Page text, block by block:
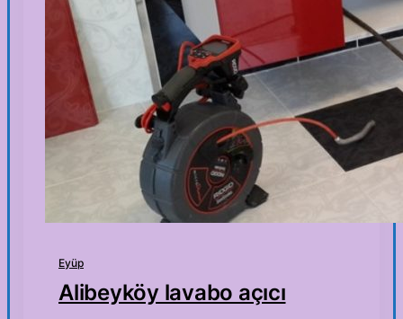
Eyüp
Alibeyköy lavabo açıcı